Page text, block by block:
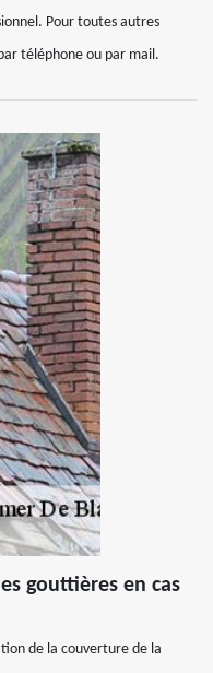
Pour toutes autres
téléphone ou par mail.
gouttières en cas
de la couverture de la